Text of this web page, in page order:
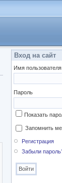
Вход на сайт
Имя пользователя
Пароль
Показать
Запомнить
Регистрация
Забыли